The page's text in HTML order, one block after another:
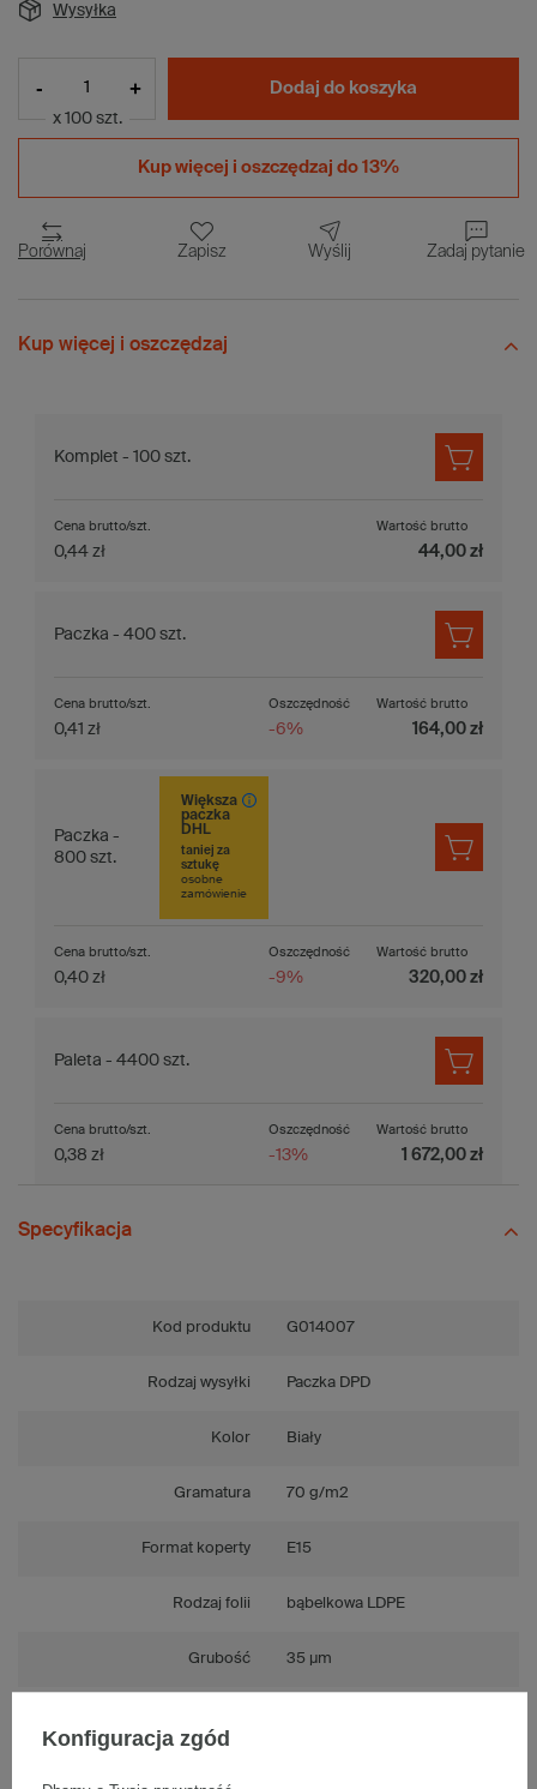
Wysyłka
- +
x 100 szt.
Dodaj do koszyka
Kup więcej i oszczędzaj do 13%
Porównaj Zapisz Wyślij Zadaj pytanie
Kup więcej i oszczędzaj
Komplet - 100 szt.
Cena brutto/szt.
0,44 zł
Wartość brutto
44,00 zł
Paczka - 400 szt.
Oszczędność
-6%
Cena brutto/szt.
0,41 zł
Wartość brutto
164,00 zł
Paczka -
800 szt.
Większa
paczka
DHL
taniej za
sztukę
osobne
zamówienie
Oszczędność
-9%
Cena brutto/szt.
0,40 zł
Wartość brutto
320,00 zł
Paleta - 4400 szt.
Oszczędność
-13%
Cena brutto/szt.
0,38 zł
Wartość brutto
1 672,00 zł
Specyfikacja
Kod produktu G014007
Rodzaj wysyłki Paczka DPD
Kolor Biały
Gramatura 70 g/m2
Format koperty E15
Rodzaj folii bąbelkowa LDPE
Grubość 35 µm
Konfiguracja zgód